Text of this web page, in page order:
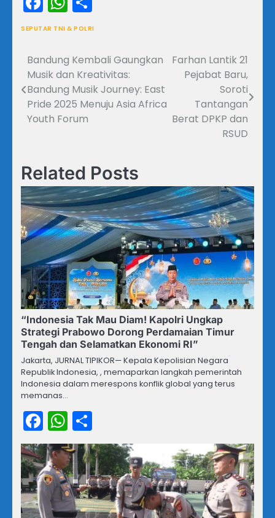
SEPUTAR TNI & POLRI
Navigasi
pos
Bandung Kembali Gaungkan
Musik dan Kreativitas:
Bandung Musik Journey: East
Pride 2025 Menuju Asia Africa
Youth Forum
Farhan Lantik 21
Pejabat Baru,
Soroti
Tantangan
Berat DPKP dan
RSUD
Related Posts
“Indonesia Tak Mau Diam! Kapolri Ungkap
Strategi Prabowo Dorong Perdamaian Timur
Tengah dan Selamatkan Ekonomi RI”
Jakarta, JURNAL TIPIKOR— Kepala Kepolisian Negara
Republik Indonesia, , memaparkan langkah pemerintah
Indonesia dalam merespons konflik global yang terus
memanas…
Facebook
WhatsApp